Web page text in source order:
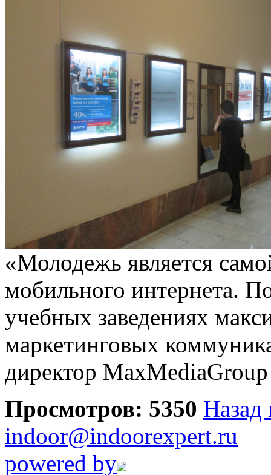
«Молодежь является
мобильного интернета.
учебных заведениях
маркетинговых
директор
Просмотров: 5350 Назад
indoor@indoorexpert.ru
powered by